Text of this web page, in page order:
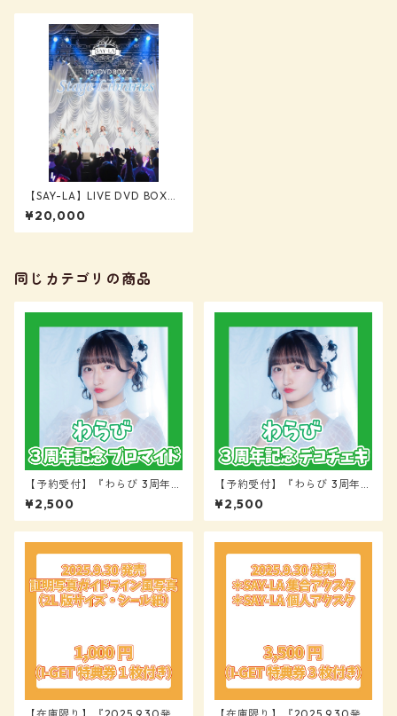
【SAY-LA】LIVE DVD BOX
「Stage Libraries」
¥20,000
同じカテゴリの商品
【予約受付】『わらび 3周年記
念 ブロマイド』【SAY-LA】
¥2,500
【予約受付】『わらび 3周年記
念 デコチェキ』【SAY-LA】
¥2,500